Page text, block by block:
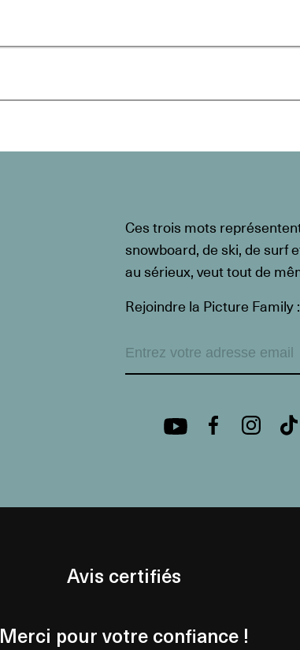
Ces trois mots
snowboard, de ski, de surf
au sérieux, veut tout de
Rejoindre la Picture Family :
Avis certifiés
Merci pour votre confiance !